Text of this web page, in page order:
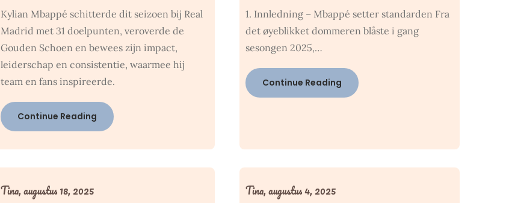
Kylian Mbappé schitterde dit seizoen bij Real
Madrid met 31 doelpunten, veroverde de
Gouden Schoen en bewees zijn impact,
leiderschap en consistentie, waarmee hij
team en fans inspireerde.
Continue Reading
1. Innledning – Mbappé setter standarden Fra
det øyeblikket dommeren blåste i gang
sesongen 2025,…
Continue Reading
Tina,augustus 18, 2025 Tina,augustus 4, 2025